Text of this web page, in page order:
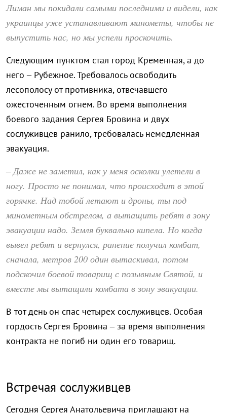
Лиман мы покидали самыми последними и видели, как
украинцы уже устанавливают минометы, чтобы не
выпустить нас, но мы успели проскочить.
Следующим пунктом стал город Кременная, а до
него – Рубежное. Требовалось освободить
лесополосу от противника, отвечавшего
ожесточенным огнем. Во время выполнения
боевого задания Сергея Бровина и двух
сослуживцев ранило, требовалась немедленная
эвакуация.
–Даже не заметил, как у меня осколки улетели в
ногу. Просто не понимал, что происходит в этой
горячке. Над тобой летают и дроны, ты под
минометным обстрелом, а вытащить ребят в зону
эвакуации надо. Земля буквально кипела. Но когда
вывел ребят и вернулся, ранение получил комбат,
сначала, метров 200 один вытаскивал, потом
подскочил боевой товарищ с позывным Святой, и
вместе мы вытащили комбата в зону эвакуации.
В тот день он спас четырех сослуживцев. Особая
гордость Сергея Бровина – за время выполнения
контракта не погиб ни один его товарищ.
Встречая сослуживцев
Сегодня Сергея Анатольевича приглашают на